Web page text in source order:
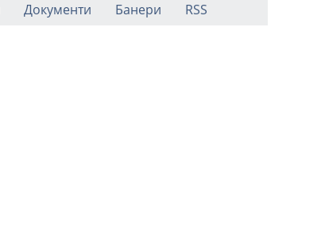
Документи Банери RSS